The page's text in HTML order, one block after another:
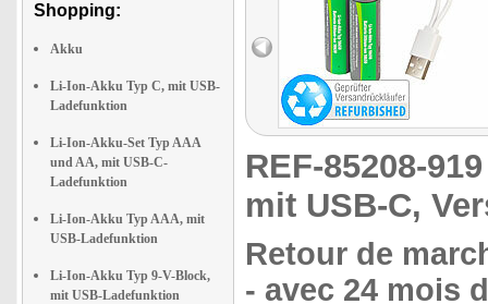
Shopping:
Akku
Li-Ion-Akku Typ C, mit USB-
Ladefunktion
Li-Ion-Akku-Set Typ AAA
und AA, mit USB-C-
Ladefunktion
Li-Ion-Akku Typ AAA, mit
USB-Ladefunktion
Li-Ion-Akku Typ 9-V-Block,
mit USB-Ladefunktion
REF-85208-
mit USB-C,
Retour de
- avec 24 mois